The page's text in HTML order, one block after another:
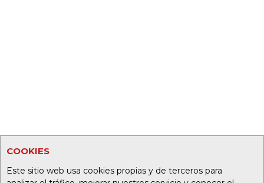
COOKIES
Este sitio web usa cookies propias y de terceros para